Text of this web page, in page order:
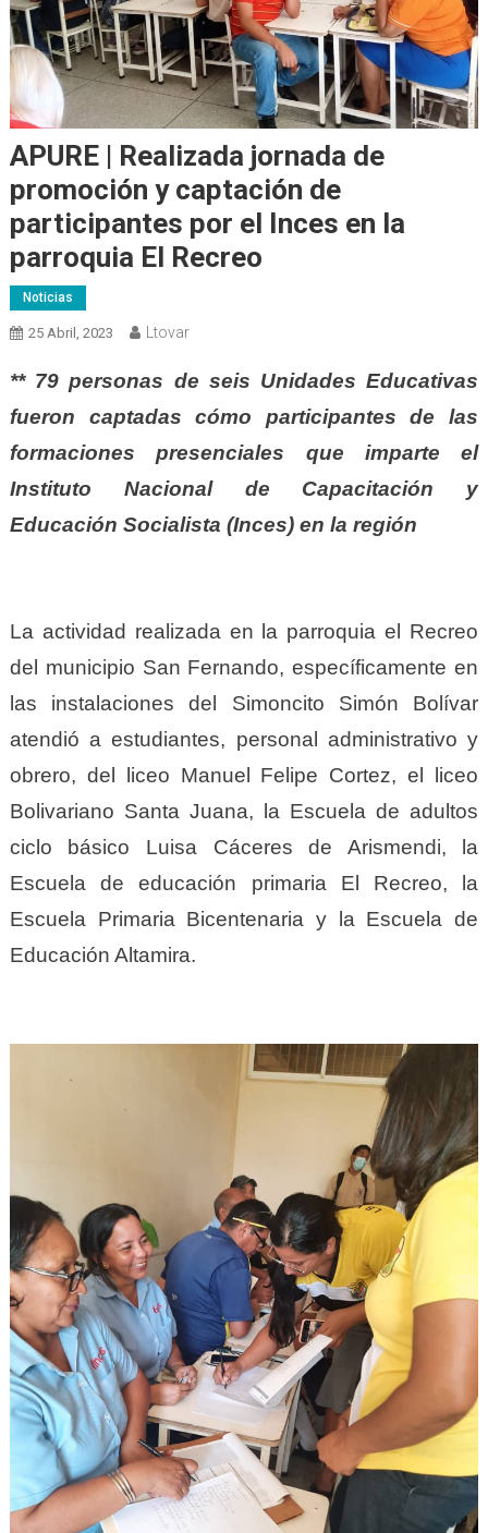
APURE | Realizada jornada de
promoción y captación de
participantes por el Inces en la
parroquia El Recreo
Noticias
25 Abril, 2023 Ltovar
** 79 personas de seis Unidades Educativas
fueron captadas cómo participantes de las
formaciones presenciales que imparte el
Instituto Nacional de Capacitación y
Educación Socialista (Inces) en la región
La actividad realizada en la parroquia el Recreo
del municipio San Fernando, específicamente en
las instalaciones del Simoncito Simón Bolívar
atendió a estudiantes, personal administrativo y
obrero, del liceo Manuel Felipe Cortez, el liceo
Bolivariano Santa Juana, la Escuela de adultos
ciclo básico Luisa Cáceres de Arismendi, la
Escuela de educación primaria El Recreo, la
Escuela Primaria Bicentenaria y la Escuela de
Educación Altamira.